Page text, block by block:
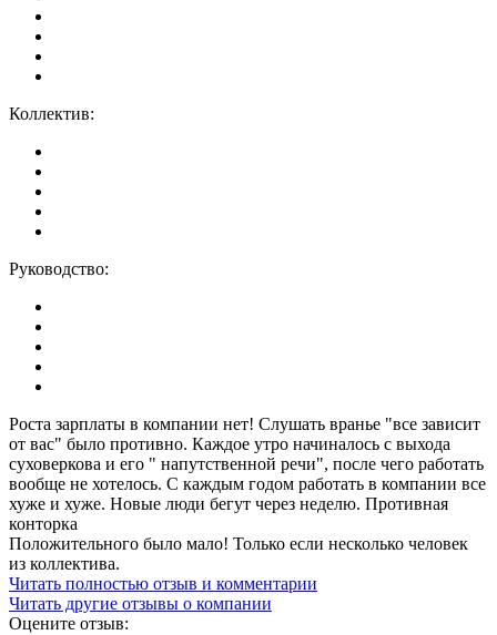
Коллектив:
Руководство:
Роста зарплаты в компании нет! Слушать вранье "все зависит
от вас" было противно. Каждое утро начиналось с выхода
суховеркова и его " напутственной речи", после чего работать
вообще не хотелось. С каждым годом работать в компании все
хуже и хуже. Новые люди бегут через неделю. Противная
конторка
Положительного было мало! Только если несколько человек
из коллектива.
Читать полностью отзыв и комментарии
Читать другие отзывы о компании
Оцените отзыв: